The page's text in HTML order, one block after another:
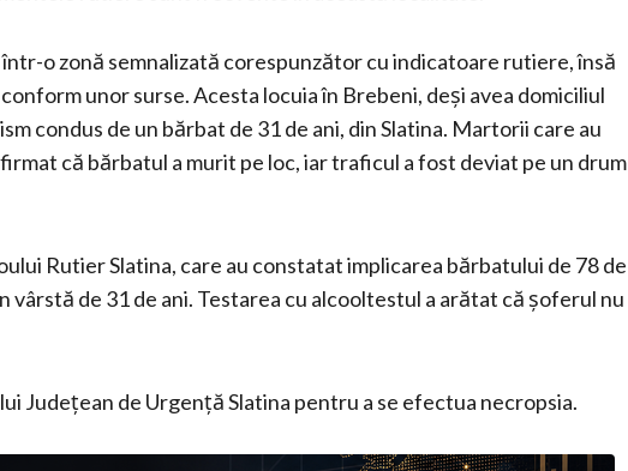
o zonă semnalizată corespunzător cu indicatoare rutiere, însă
unor surse. Acesta locuia în Brebeni, deși avea domiciliul
condus de un bărbat de 31 de ani, din Slatina. Martorii care au
că bărbatul a murit pe loc, iar traficul a fost deviat pe un drum
Rutier Slatina, care au constatat implicarea bărbatului de 78 de
vârstă de 31 de ani. Testarea cu alcooltestul a arătat că șoferul nu
Județean de Urgență Slatina pentru a se efectua necropsia.